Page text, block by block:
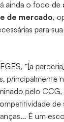
ainda o foco de
de mercado,
para
“[a
principalmente
pelo
É um